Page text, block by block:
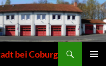
bei Coburg